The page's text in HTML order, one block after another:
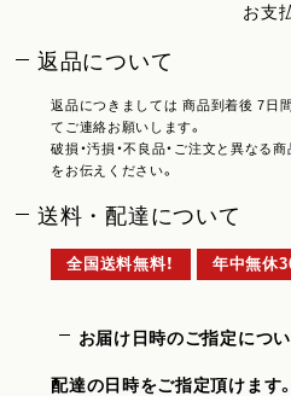
お支
返品について
返品につきましては 商品到着後 7日
てご連絡お願いします。
破損・汚損・不良品・ご注文と異なる
をお伝えください。
送料・配達について
全国送料無料！ 年中無休
お届け日時のご指定につ
配達の日時をご指定頂けます。